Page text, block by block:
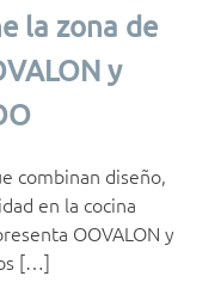
la zona de
y
combinan diseño,
en la cocina
OOVALON y
[…]